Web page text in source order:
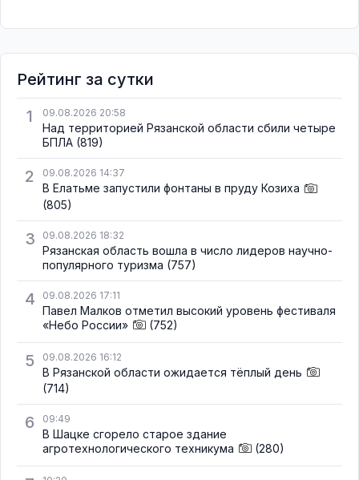
Рейтинг за сутки
1
09.08.2026 20:58
Над территорией Рязанской области сбили четыре
БПЛА (819)
2 09.08.2026 14:37
В Елатьме запустили фонтаны в пруду Козиха
(805)
3 09.08.2026 18:32
Рязанская область вошла в число лидеров научно-
популярного туризма (757)
4 09.08.2026 17:11
Павел Малков отметил высокий уровень фестиваля
«Небо России»
(752)
5 09.08.2026 16:12
В Рязанской области ожидается тёплый день
(714)
6 09:49
В Шацке сгорело старое здание
агротехнологического техникума
(280)